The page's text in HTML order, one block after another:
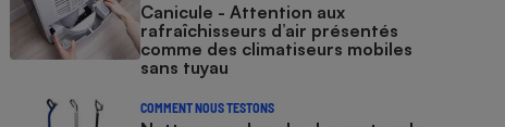
Canicule - Attention aux
rafraîchisseurs d’air présentés
comme des climatiseurs mobiles
sans tuyau
COMMENT NOUS TESTONS